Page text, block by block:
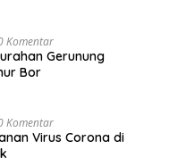
Komentar
Gerunung
Bor
Komentar
Virus Corona di